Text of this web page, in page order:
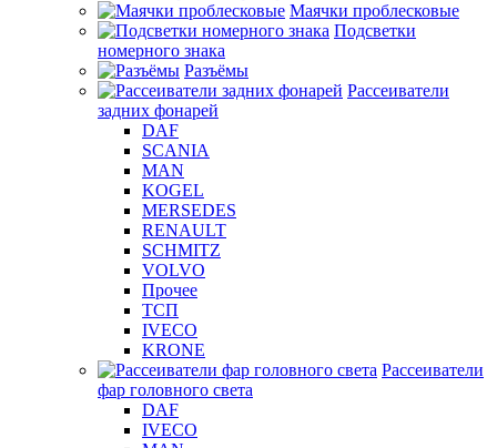
Маячки проблесковые
Подсветки
номерного знака
Разъёмы
Рассеиватели
задних фонарей
DAF
SCANIA
MAN
KOGEL
MERSEDES
RENAULT
SCHMITZ
VOLVO
Прочее
ТСП
IVECO
KRONE
Рассеиватели
фар головного света
DAF
IVECO